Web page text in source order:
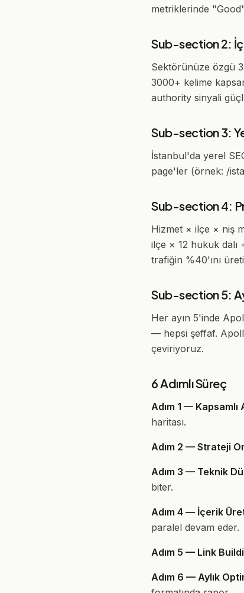
metriklerinde "Good"
Sub-section 2:
Sektörünüze özgü
3000+ kelime
authority sinyali
Sub-section 3:
İstanbul'da yerel
page'ler (örnek: /
Sub-section 4:
Hizmet × ilçe × niş
ilçe × 12 hukuk
trafiğin %40'ını
Sub-section 5:
Her ayın 5'inde
— hepsi şeffaf.
çeviriyoruz.
6 Adımlı Süreç
Adım 1 —
haritası.
Adım 2 — Strateji
Adım 3 — Teknik
biter.
Adım 4 — İçerik
paralel devam eder.
Adım 5 — Link
Adım 6 — Aylık